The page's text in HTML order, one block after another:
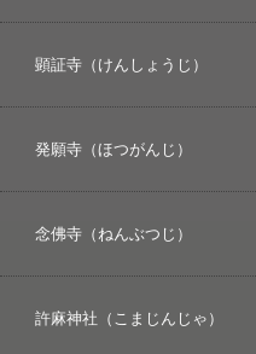
顕証寺（けんしょうじ）
発願寺（ほつがんじ）
念佛寺（ねんぶつじ）
許麻神社（こまじんじゃ）